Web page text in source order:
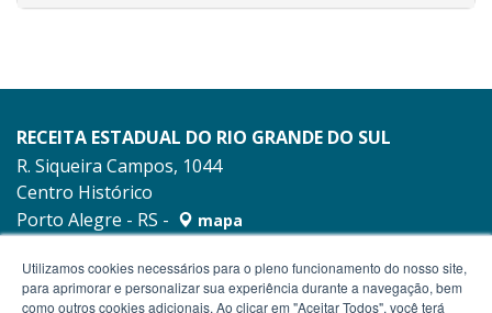
RECEITA ESTADUAL DO RIO GRANDE DO SUL
R. Siqueira Campos, 1044
Centro Histórico
Porto Alegre - RS -
mapa
Utilizamos cookies necessários para o pleno funcionamento do nosso site,
para aprimorar e personalizar sua experiência durante a navegação, bem
como outros cookies adicionais. Ao clicar em "Aceitar Todos", você terá